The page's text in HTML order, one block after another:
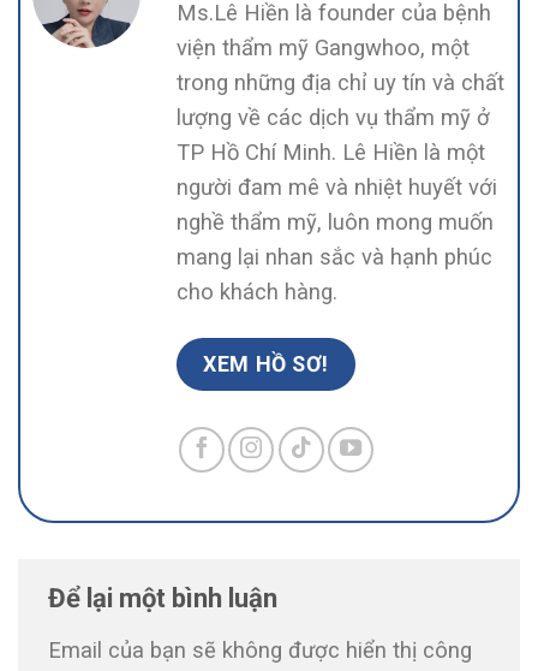
Ms.Lê Hiền là founder của bệnh
viện thẩm mỹ Gangwhoo, một
trong những địa chỉ uy tín và chất
lượng về các dịch vụ thẩm mỹ ở
TP Hồ Chí Minh. Lê Hiền là một
người đam mê và nhiệt huyết với
nghề thẩm mỹ, luôn mong muốn
mang lại nhan sắc và hạnh phúc
cho khách hàng.
XEM HỒ SƠ!
Để lại một bình luận
Email của bạn sẽ không được hiển thị công